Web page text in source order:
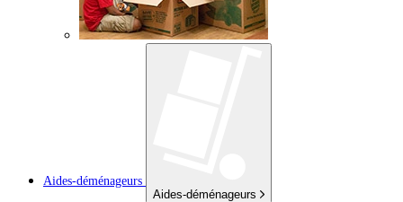
Aides-déménageurs
Aides-déménageurs